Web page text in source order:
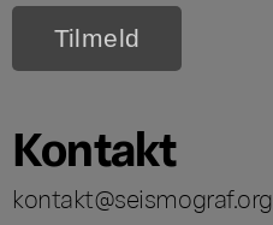
Kontakt
kontakt@seismograf.org